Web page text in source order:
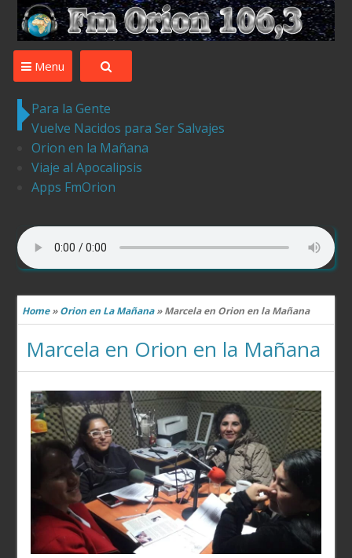
Desde Ledesma para el Mundo la mejor musica ,tu
Menu
Para la Gente
Vuelve Nacidos para Ser Salvajes
Orion en la Mañana
Viaje al Apocalipsis
Apps FmOrion
Home»Orion en La Mañana»Marcela en Orion en la Mañana
Marcela en Orion en la Mañana